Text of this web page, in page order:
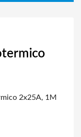
2x25A, 1M